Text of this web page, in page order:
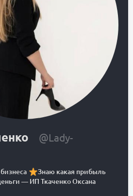
@Lady-
Знаю какая прибыль
— ИП Ткаченко Оксана